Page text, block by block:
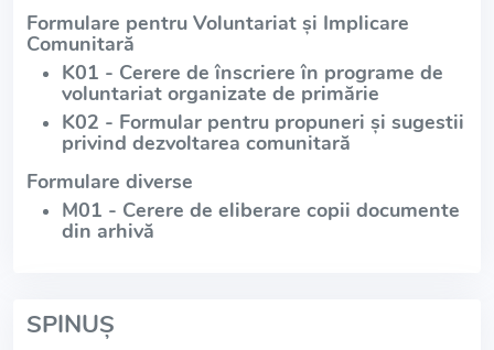
Formulare pentru Voluntariat și Implicare
Comunitară
K01 - Cerere de înscriere în programe de
voluntariat organizate de primărie
K02 - Formular pentru propuneri și sugestii
privind dezvoltarea comunitară
Formulare diverse
M01 - Cerere de eliberare copii documente
din arhivă
SPINUŞ